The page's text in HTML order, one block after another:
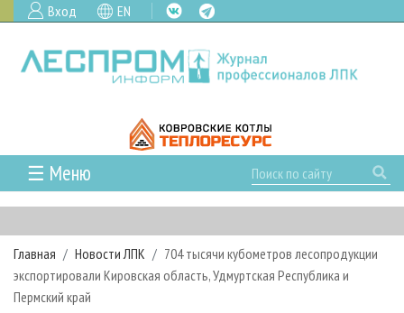
Вход EN
☰ Меню
ГЛАВНАЯ
РУБРИКИ И ТЕМЫ
РУБРИКИ ЖУРНАЛА
ЛЕСНОЕ ХОЗЯЙСТВО
НОВОСТИ
КАЛЕНДАРЬ СОБЫТИЙ
ПРОЕКТЫ ЛПИ
Главная Новости ЛПК
704 тысячи кубометров лесопродукции
экспортировали Кировская область, Удмуртская Республика и
Пермский край